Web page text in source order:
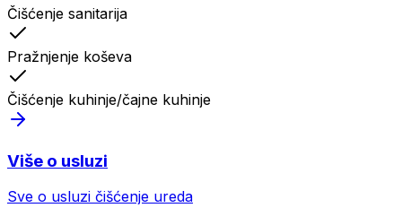
Čišćenje sanitarija
Pražnjenje koševa
Čišćenje kuhinje/čajne kuhinje
Više o usluzi
Sve o usluzi čišćenje ureda